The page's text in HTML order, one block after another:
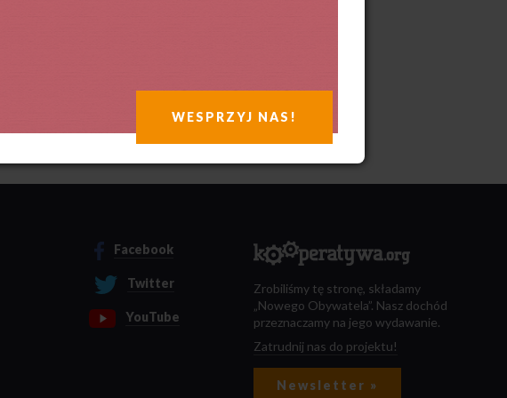
Facebook
Twitter
YouTube
Zrobiliśmy tę stronę, składamy
„Nowego Obywatela”. Nasz dochód
przeznaczamy na jego wydawanie.
Zatrudnij nas do projektu!
Newsletter »
WESPRZYJ NAS!